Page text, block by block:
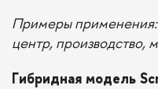
Примеры применения:
центр, производство,
Гибридная модель